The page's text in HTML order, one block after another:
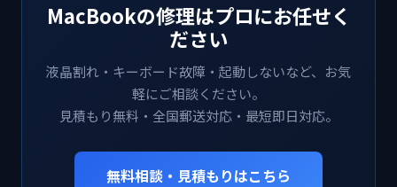
MacBookの修理はプロにお任せく
ださい
液晶割れ・キーボード故障・起動しないなど、お気
軽にご相談ください。
見積もり無料・全国郵送対応・最短即日対応。
無料相談・見積もりはこちら